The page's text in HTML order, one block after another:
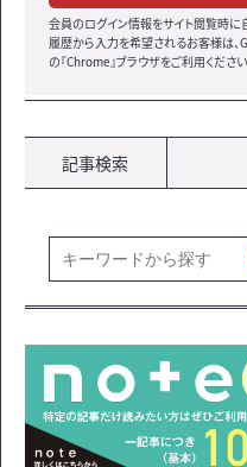
会員のログイン情報をサイト閲覧時に
履歴から入力を希望されるお客様は、
の『Chrome』ブラウザをご利用ください
記事検索